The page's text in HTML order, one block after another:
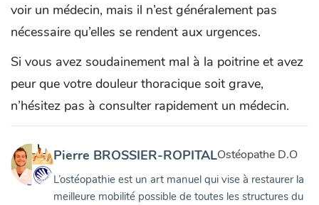
voir un médecin, mais il n’est généralement pas
nécessaire qu’elles se rendent aux urgences.
Si vous avez soudainement mal à la poitrine et avez
peur que votre douleur thoracique soit grave,
n’hésitez pas à consulter rapidement un médecin.
Pierre BROSSIER-ROPITALOstéopathe D.O
L’ostéopathie est un art manuel qui vise à restaurer la
meilleure mobilité possible de toutes les structures du